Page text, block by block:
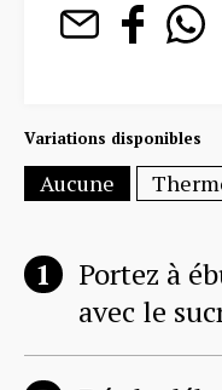
Variations disponibles
Aucune
Portez à
avec le